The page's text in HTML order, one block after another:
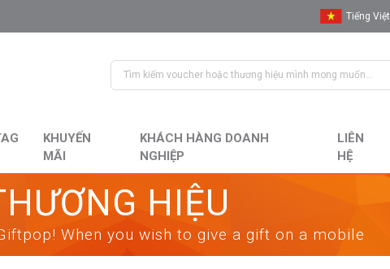
Tiếng Việt
English
KHUYẾN
MÃI
KHÁCH HÀNG DOANH
NGHIỆP
LIÊN
HỆ
HIỆU
When you wish to give a gift on a mobile